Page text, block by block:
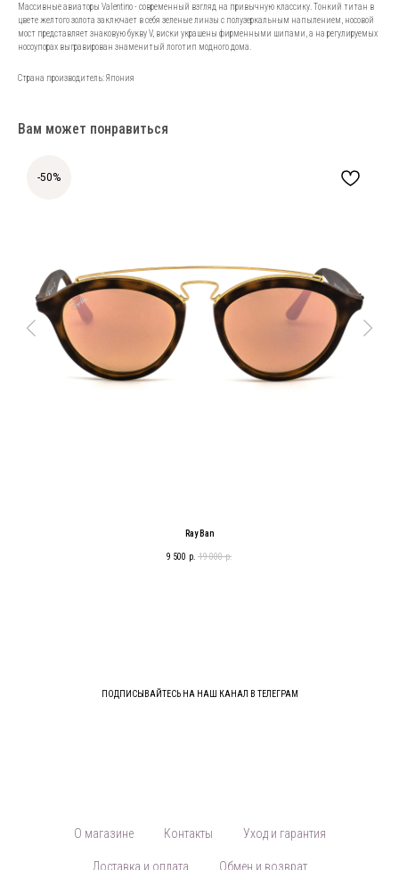
Массивные авиаторы Valentino - современный взгляд на привычную классику. Тонкий титан в
цвете желтого золота заключает в себя зеленые линзы с полузеркальным напылением, носовой
мост представляет знаковую букву V, виски украшены фирменными шипами, а на регулируемых
носоупорах выгравирован знаменитый логотип модного дома.
Страна производитель: Япония
Вам может понравиться
-50%
Ray Ban
9 500 р. 19 000 р.
ПОДПИСЫВАЙТЕСЬ НА НАШ КАНАЛ В ТЕЛЕГРАМ
О магазине Контакты Уход и гарантия
Доставка и оплата Обмен и возврат